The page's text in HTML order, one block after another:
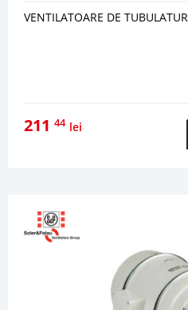
VENTILATOARE DE
211 44 lei